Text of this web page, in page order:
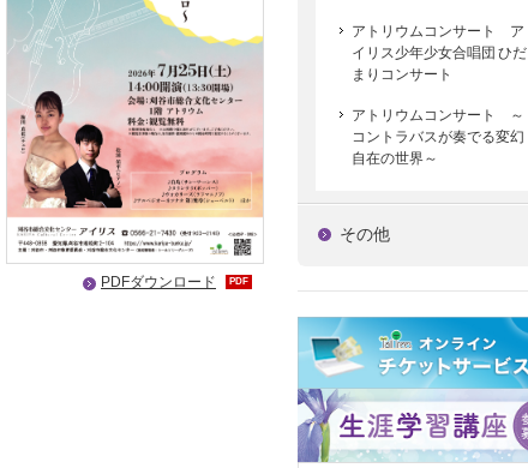
PDFダウンロード PDF
アトリウムコンサート ア
イリス少年少女合唱団 ひだ
まりコンサート
アトリウムコンサート ～
コントラバスが奏でる変幻
自在の世界～
その他